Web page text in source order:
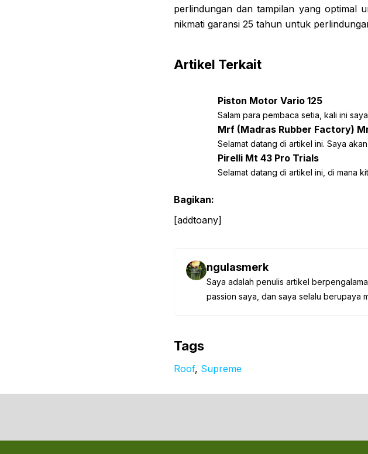
perlindungan dan tampilan yang optimal
nikmati garansi 25 tahun untuk
Artikel Terkait
Piston Motor Vario 125
Salam para pembaca setia, kali ini
Mrf (Madras Rubber Factory)
Selamat datang di artikel ini. Saya
Pirelli Mt 43 Pro Trials
Selamat datang di artikel ini, di mana
Bagikan:
[addtoany]
ngulasmerk
Saya adalah penulis artikel
passion saya, dan saya selalu berupaya
Tags
Roof, Supreme